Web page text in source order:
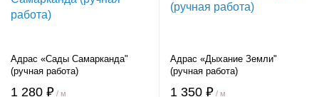
Адрас «Сады Самарканда"
(ручная работа)
1 280 ₽ / м
Адрас «Дыхание Земли"
(ручная работа)
1 350 ₽ / м